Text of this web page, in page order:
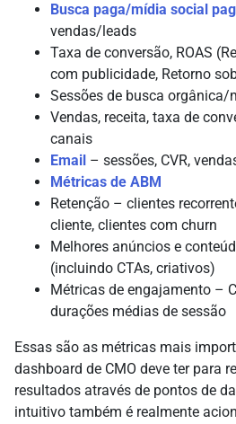
Busca paga/mídia social
vendas/leads
Taxa de conversão, ROAS
com publicidade, Retorno
Sessões de busca
Vendas, receita, taxa de
canais
Email – sessões, CVR,
Métricas de ABM
Retenção – clientes
cliente, clientes com churn
Melhores anúncios e
(incluindo CTAs, criativos)
Métricas de engajamento –
durações médias de sessão
Essas são as métricas mais
dashboard de CMO deve ter para
resultados através de pontos de
intuitivo também é realmente